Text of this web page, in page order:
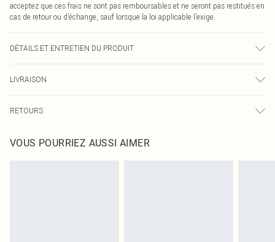
acceptez que ces frais ne sont pas remboursables et ne seront pas restitués en
cas de retour ou d’échange, sauf lorsque la loi applicable l’exige.
DÉTAILS ET ENTRETIEN DU PRODUIT
déteindre.
LIVRAISON
Livraison express France
Jusqu'à 2-3 jours ouvrables
RETOURS
pour nous retourner un article.
Veuillez noter que nous ne pouvons pas rembourser les masques tendance, les
VOUS POURRIEZ AUSSI AIMER